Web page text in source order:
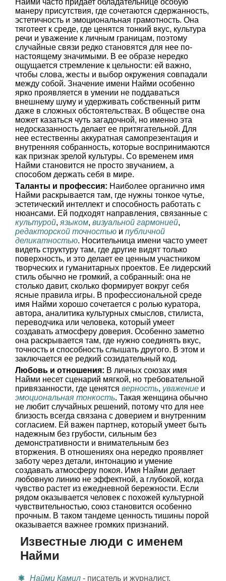
Найми часто придает обладательнице особую
манеру присутствия, где сочетаются сдержанность,
эстетичность и эмоциональная грамотность. Она
тяготеет к среде, где ценятся тонкий вкус, культура
речи и уважение к личным границам, поэтому
случайные связи редко становятся для нее по-
настоящему значимыми. В ее образе нередко
ощущается стремление к цельности: ей важно,
чтобы слова, жесты и выбор окружения совпадали
между собой. Значение имени Найми особенно
ярко проявляется в умении не поддаваться
внешнему шуму и удерживать собственный ритм
даже в сложных обстоятельствах. В обществе она
может казаться чуть загадочной, но именно эта
недосказанность делает ее притягательной. Для
нее естественны аккуратная самопрезентация и
внутренняя собранность, которые воспринимаются
как признак зрелой культуры. Со временем имя
Найми становится не просто звучанием, а
способом держать себя в мире.
Таланты и профессия: Наиболее органично имя
Найми раскрывается там, где нужны тонкое чутье,
эстетический интеллект и способность работать с
нюансами. Ей подходят направления, связанные с
культурой, языком, визуальной гармонией,
редакторской точностью и публичной
деликатностью. Носительница имени часто умеет
видеть структуру там, где другие видят только
поверхность, и это делает ее ценным участником
творческих и гуманитарных проектов. Ее лидерский
стиль обычно не громкий, а собранный: она не
столько давит, сколько формирует вокруг себя
ясные правила игры. В профессиональной среде
имя Найми хорошо сочетается с ролью куратора,
автора, аналитика культурных смыслов, стилиста,
переводчика или человека, который умеет
создавать атмосферу доверия. Особенно заметно
она раскрывается там, где нужно соединять вкус,
точность и способность слышать другого. В этом и
заключается ее редкий созидательный код.
Любовь и отношения: В личных союзах имя
Найми несет сценарий мягкой, но требовательной
привязанности, где ценятся верность, уважение и
эмоциональная тонкость. Такая женщина обычно
не любит случайных решений, потому что для нее
близость всегда связана с доверием и внутренним
согласием. Ей важен партнер, который умеет быть
надежным без грубости, сильным без
демонстративности и внимательным без
вторжения. В отношениях она нередко проявляет
заботу через детали, интонацию и умение
создавать атмосферу покоя. Имя Найми делает
любовную линию не эффектной, а глубокой, когда
чувство растет из ежедневной бережности. Если
рядом оказывается человек с похожей культурной
чувствительностью, союз становится особенно
прочным. В таком тандеме ценность тишины порой
оказывается важнее громких признаний.
Известные люди с именем
Найми
Найми Камил - писатель и журналист,